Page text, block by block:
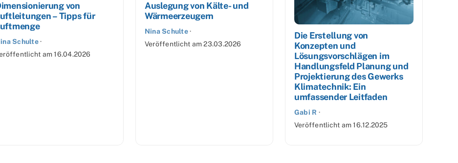
von
– Tipps für
Schulte·
am16.04.2026
Auslegung von Kälte- und
Wärmeerzeugern
Nina Schulte·
Veröffentlicht am23.03.2026
Die Erstellung von
Konzepten und
Lösungsvorschlägen im
Handlungsfeld Planung und
Projektierung des Gewerks
Klimatechnik: Ein
umfassender Leitfaden
Gabi R ·
Veröffentlicht am16.12.2025